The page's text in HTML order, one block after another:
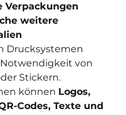
Verpackungen
weitere
Drucksystemen
von
Stickern.
können Logos,
Codes, Texte und